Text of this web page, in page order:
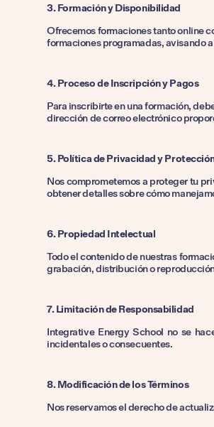
3. Formación y Disponibilidad
Ofrecemos formaciones tanto online
formaciones programadas, avisando
4. Proceso de Inscripción y Pagos
Para inscribirte en una formación,
dirección de correo electrónico
5. Política de Privacidad y
Nos comprometemos a proteger tu
obtener detalles sobre cómo
6. Propiedad Intelectual
Todo el contenido de nuestras
grabación, distribución o
7. Limitación de Responsabilidad
Integrative Energy School no se
incidentales o consecuentes.
8. Modificación de los Términos
Nos reservamos el derecho de